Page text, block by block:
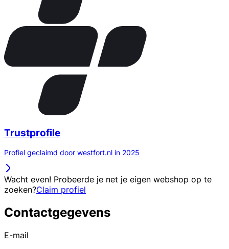
Trustprofile
Profiel geclaimd door westfort.nl in 2025
Wacht even! Probeerde je net je eigen webshop op te
zoeken?Claim profiel
Contactgegevens
E-mail